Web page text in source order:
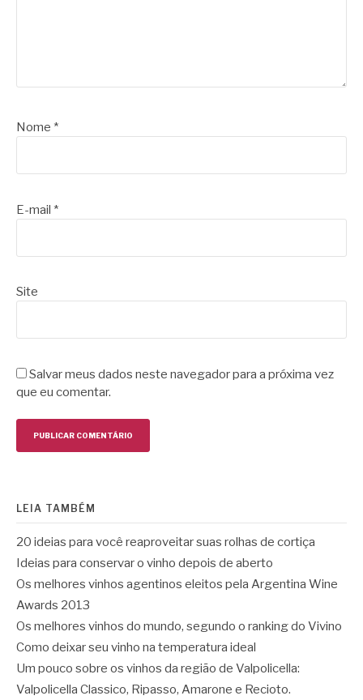
Nome *
E-mail *
Site
Salvar meus dados neste navegador para a próxima vez
que eu comentar.
LEIA TAMBÉM
20 ideias para você reaproveitar suas rolhas de cortiça
Ideias para conservar o vinho depois de aberto
Os melhores vinhos agentinos eleitos pela Argentina Wine
Awards 2013
Os melhores vinhos do mundo, segundo o ranking do Vivino
Como deixar seu vinho na temperatura ideal
Um pouco sobre os vinhos da região de Valpolicella:
Valpolicella Classico, Ripasso, Amarone e Recioto.